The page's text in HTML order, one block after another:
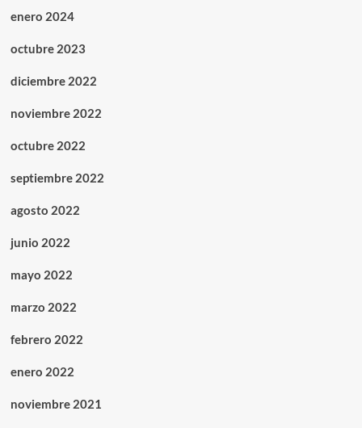
enero 2024
octubre 2023
diciembre 2022
noviembre 2022
octubre 2022
septiembre 2022
agosto 2022
junio 2022
mayo 2022
marzo 2022
febrero 2022
enero 2022
noviembre 2021